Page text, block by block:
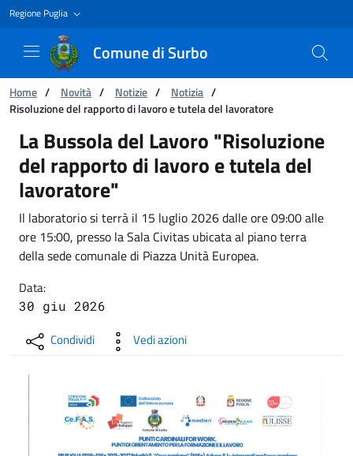
Regione Puglia
Comune di Surbo
Ti trovi in:
Home / Novità / Notizie / Notizia /
Risoluzione del rapporto di lavoro e tutela del lavoratore
Risoluzione del rapporto di lavoro e tutela
La Bussola del Lavoro "Risoluzione
del rapporto di lavoro e tutela del
lavoratore"
Il laboratorio si terrà il 15 luglio 2026 dalle ore 09:00 alle
ore 15:00, presso la Sala Civitas ubicata al piano terra
della sede comunale di Piazza Unità Europea.
Data:
30 giu 2026
Condividi Vedi azioni